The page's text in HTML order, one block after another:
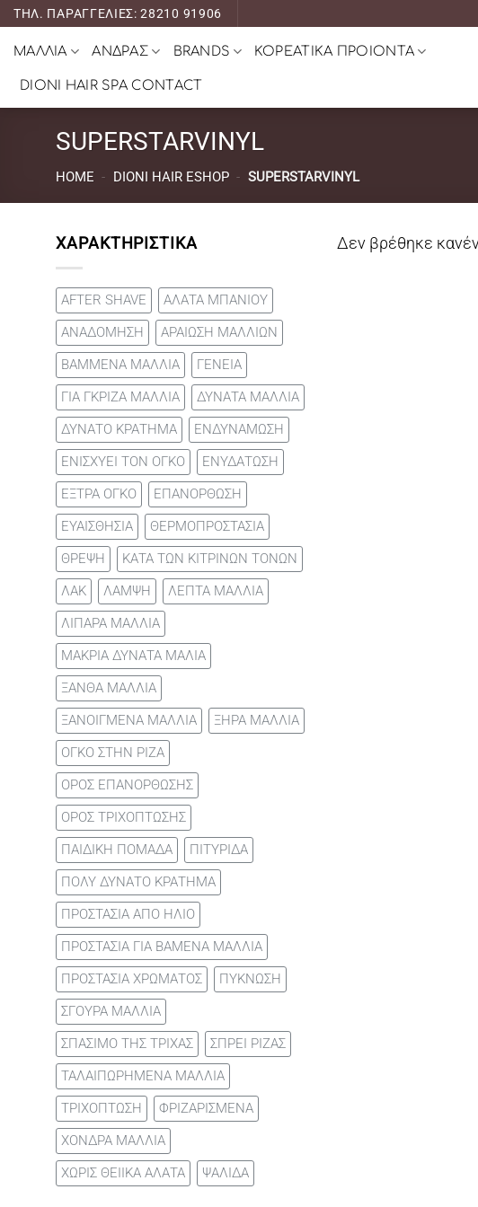
Μετάβαση
ΤΗΛ. ΠΑΡΑΓΓΕΛΙΕΣ: 28210 91906
ΜΑΛΛΙΑ ΑΝΔΡΑΣ BRANDS ΚΟΡΕΑΤΙΚΑ ΠΡΟΙΟΝΤΑ
DIONI HAIR SPA CONTACT
SUPERSTARVINYL
HOME - DIONI HAIR ESHOP - SUPERSTARVINYL
ΧΑΡΑΚΤΗΡΙΣΤΙΚΑ
AFTER SHAVE
ΑΛΑΤΑ ΜΠΑΝΙΟΥ
ΑΝΑΔΟΜΗΣΗ
ΑΡΑΙΩΣΗ ΜΑΛΛΙΩΝ
ΒΑΜΜΕΝΑ ΜΑΛΛΙΑ
ΓΕΝΕΙΑ
ΓΙΑ ΓΚΡΙΖΑ ΜΑΛΛΙΑ
ΔΥΝΑΤΑ ΜΑΛΛΙΑ
ΔΥΝΑΤΟ ΚΡΑΤΗΜΑ
ΕΝΔΥΝΑΜΩΣΗ
ΕΝΙΣΧΥΕΙ ΤΟΝ ΟΓΚΟ
ΕΝΥΔΑΤΩΣΗ
ΕΞΤΡΑ ΟΓΚΟ
ΕΠΑΝΟΡΘΩΣΗ
ΕΥΑΙΣΘΗΣΙΑ
ΘΕΡΜΟΠΡΟΣΤΑΣΙΑ
ΘΡΕΨΗ
ΚΑΤΑ ΤΩΝ ΚΙΤΡΙΝΩΝ ΤΟΝΩΝ
ΛΑΚ
ΛΑΜΨΗ
ΛΕΠΤΑ ΜΑΛΛΙΑ
ΛΙΠΑΡΑ ΜΑΛΛΙΑ
ΜΑΚΡΙΑ ΔΥΝΑΤΑ ΜΑΛΙΑ
ΞΑΝΘΑ ΜΑΛΛΙΑ
ΞΑΝΟΙΓΜΕΝΑ ΜΑΛΛΙΑ
ΞΗΡΑ ΜΑΛΛΙΑ
ΟΓΚΟ ΣΤΗΝ ΡΙΖΑ
ΟΡΟΣ ΕΠΑΝΟΡΘΩΣΗΣ
ΟΡΟΣ ΤΡΙΧΟΠΤΩΣΗΣ
ΠΑΙΔΙΚΗ ΠΟΜΑΔΑ
ΠΙΤΥΡΙΔΑ
ΠΟΛΥ ΔΥΝΑΤΟ ΚΡΑΤΗΜΑ
ΠΡΟΣΤΑΣΙΑ ΑΠΟ ΗΛΙΟ
ΠΡΟΣΤΑΣΙΑ ΓΙΑ ΒΑΜΕΝΑ ΜΑΛΛΙΑ
ΠΡΟΣΤΑΣΙΑ ΧΡΩΜΑΤΟΣ
ΠΥΚΝΩΣΗ
ΣΓΟΥΡΑ ΜΑΛΛΙΑ
ΣΠΑΣΙΜΟ ΤΗΣ ΤΡΙΧΑΣ
ΣΠΡΕΙ ΡΙΖΑΣ
ΤΑΛΑΙΠΩΡΗΜΕΝΑ ΜΑΛΛΙΑ
ΤΡΙΧΟΠΤΩΣΗ
ΦΡΙΖΑΡΙΣΜΕΝΑ
ΧΟΝΔΡΑ ΜΑΛΛΙΑ
ΧΩΡΙΣ ΘΕΙΙΚΑ ΑΛΑΤΑ
ΨΑΛΙΔΑ
Δεν βρέθηκε